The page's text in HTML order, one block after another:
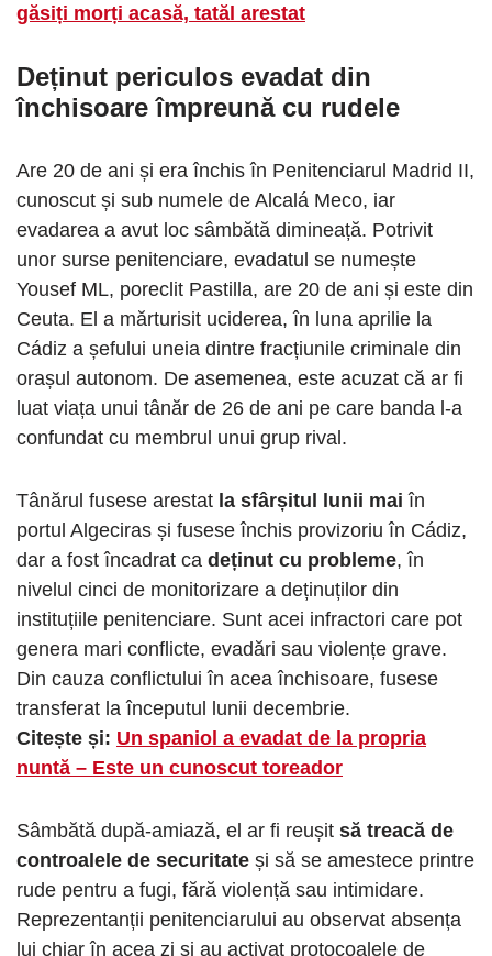
găsiți morți acasă, tatăl arestat
Deținut periculos evadat din
închisoare împreună cu rudele
Are 20 de ani și era închis în Penitenciarul Madrid II,
cunoscut și sub numele de Alcalá Meco, iar
evadarea a avut loc sâmbătă dimineață. Potrivit
unor surse penitenciare, evadatul se numește
Yousef ML, poreclit Pastilla, are 20 de ani și este din
Ceuta. El a mărturisit uciderea, în luna aprilie la
Cádiz a șefului uneia dintre fracțiunile criminale din
orașul autonom. De asemenea, este acuzat că ar fi
luat viața unui tânăr de 26 de ani pe care banda l-a
confundat cu membrul unui grup rival.
Tânărul fusese arestat la sfârșitul lunii mai în
portul Algeciras și fusese închis provizoriu în Cádiz,
dar a fost încadrat ca deținut cu probleme, în
nivelul cinci de monitorizare a deținuților din
instituțiile penitenciare. Sunt acei infractori care pot
genera mari conflicte, evadări sau violențe grave.
Din cauza conflictului în acea închisoare, fusese
transferat la începutul lunii decembrie.
Citește și: Un spaniol a evadat de la propria
nuntă – Este un cunoscut toreador
Sâmbătă după-amiază, el ar fi reușit să treacă de
controalele de securitate și să se amestece printre
rude pentru a fugi, fără violență sau intimidare.
Reprezentanții penitenciarului au observat absența
lui chiar în acea zi și au activat protocoalele de